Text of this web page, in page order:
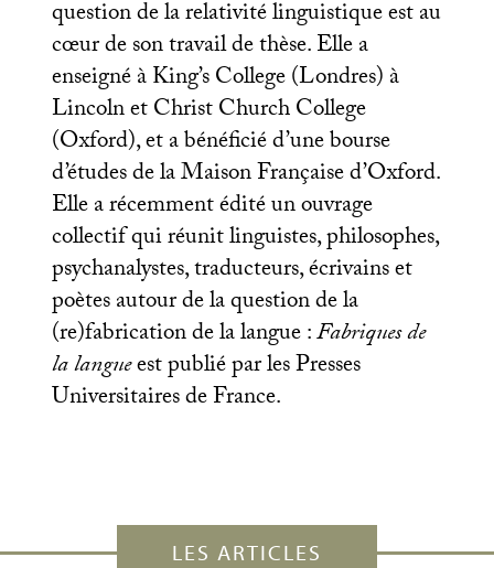
question de la relativité linguistique est au
cœur de son travail de thèse. Elle a
enseigné à King’s College (Londres) à
Lincoln et Christ Church College
(Oxford), et a bénéficié d’une bourse
d’études de la Maison Française d’Oxford.
Elle a récemment édité un ouvrage
collectif qui réunit linguistes, philosophes,
psychanalystes, traducteurs, écrivains et
poètes autour de la question de la
(re)fabrication de la langue :Fabriques de
la langueest publié par les Presses
Universitaires de France.
LES ARTICLES